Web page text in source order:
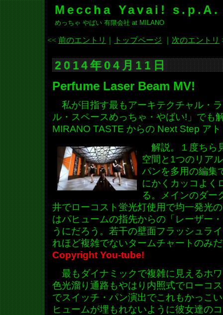
Meccha Yavai! s.p.A.
めっちゃ やばい 有限会社 at MILANO
<< 前のエントリ トップページ 次のエントリ
2014年04月11日
Perfume Laser Beam MV!
私が目指す最もアーキテクチャル・
ル・スペースめっちゃ・やばい!」でも
MIRANO TASTE からの Next Step ア
解説。１度ちら
空間と1つのリア
パンを多用の編集
にかくカッコよく
る。メインのダー
井でローコスト蛍光灯使用で均一発光
はパヒュームの指先からの「レーザー
うにだろう。若干の壁面フラッシュラ
れほど複雑でないタームチャートのみ
Copyright You-tube!
最もダイナミックで複雑に見えるホ
色光溜り通路もやはり内照式でローコ
でスイッチ・パン演出でこれもかっこ
ヒュームが埋もれないように彼女達の